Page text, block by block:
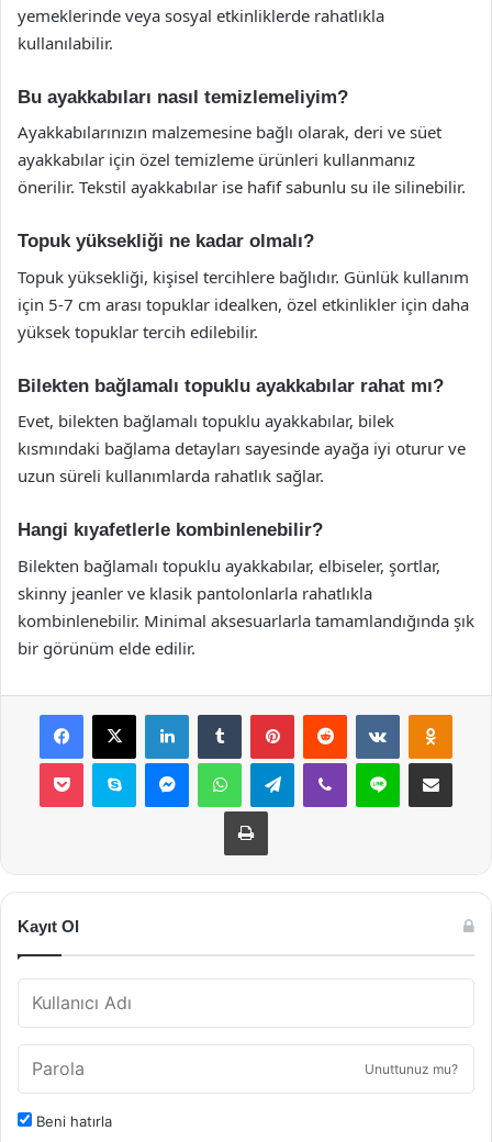
yemeklerinde veya sosyal etkinliklerde rahatlıkla
kullanılabilir.
Bu ayakkabıları nasıl temizlemeliyim?
Ayakkabılarınızın malzemesine bağlı olarak, deri ve süet
ayakkabılar için özel temizleme ürünleri kullanmanız
önerilir. Tekstil ayakkabılar ise hafif sabunlu su ile silinebilir.
Topuk yüksekliği ne kadar olmalı?
Topuk yüksekliği, kişisel tercihlere bağlıdır. Günlük kullanım
için 5-7 cm arası topuklar idealken, özel etkinlikler için daha
yüksek topuklar tercih edilebilir.
Bilekten bağlamalı topuklu ayakkabılar rahat mı?
Evet, bilekten bağlamalı topuklu ayakkabılar, bilek
kısmındaki bağlama detayları sayesinde ayağa iyi oturur ve
uzun süreli kullanımlarda rahatlık sağlar.
Hangi kıyafetlerle kombinlenebilir?
Bilekten bağlamalı topuklu ayakkabılar, elbiseler, şortlar,
skinny jeanler ve klasik pantolonlarla rahatlıkla
kombinlenebilir. Minimal aksesuarlarla tamamlandığında şık
bir görünüm elde edilir.
Facebook
X LinkedInTumblr PinterestReddit VKontakte
Pocket Skype MessengerWhatsAppTelegramViber Line E-Posta ile
Yazdır
Kayıt Ol
Unuttunuz mu?
Beni hatırla